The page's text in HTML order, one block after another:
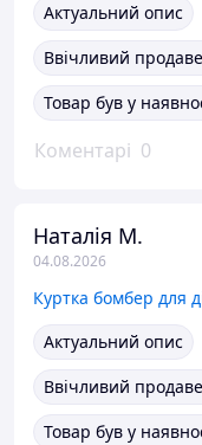
Актуальний опис
Ввічливий
Товар був у
Коментарі 0
Наталія М.
04.08.2026
Актуальний опис
Ввічливий
Товар був у